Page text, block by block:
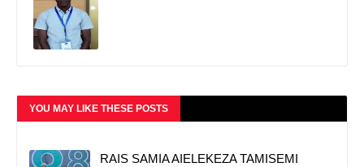
YOU MAY LIKE THESE POSTS
RAIS SAMIA AIELEKEZA TAMISEMI